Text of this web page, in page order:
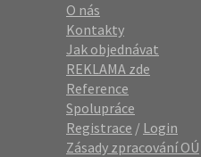
O nás
Kontakty
Jak objednávat
REKLAMA zde
Reference
Spolupráce
Registrace / Login
Zásady zpracování OÚ